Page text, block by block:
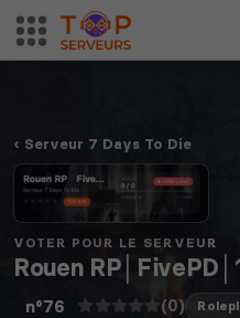
Serveur 7 Days To Die
VOTER POUR LE SERVEUR
Rouen
n°76 (0)